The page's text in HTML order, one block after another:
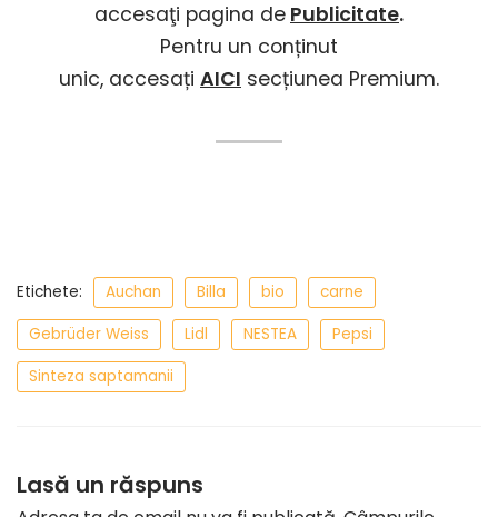
accesaţi pagina de Publicitate.
Pentru un conținut
unic, accesați AICI secțiunea Premium.
Etichete: Auchan Billa bio
carne
Gebrüder Weiss
Lidl NESTEA
Pepsi
Sinteza saptamanii
Lasă un răspuns